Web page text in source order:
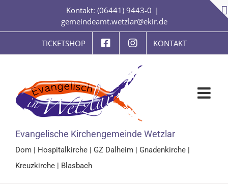
springen
Kontakt: (06441) 9443-0 |
gemeindeamt.wetzlar@ekir.de
TICKETSHOP KONTAKT
Evangelische Kirchengemeinde Wetzlar
Dom | Hospitalkirche | GZ Dalheim | Gnadenkirche |
Kreuzkirche | Blasbach